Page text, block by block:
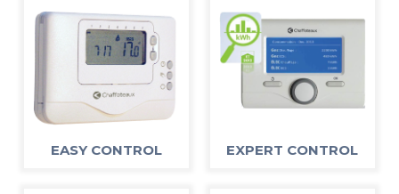
EASY CONTROL EXPERT CONTROL